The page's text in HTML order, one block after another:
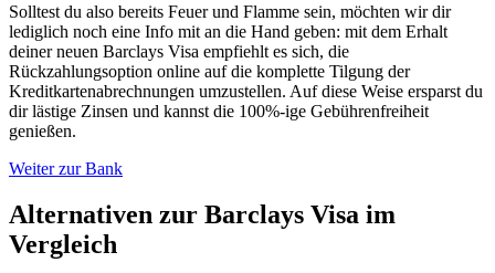
Solltest du also bereits Feuer und Flamme sein, möchten wir dir
lediglich noch eine Info mit an die Hand geben: mit dem Erhalt
deiner neuen Barclays Visa empfiehlt es sich, die
Rückzahlungsoption online auf die komplette Tilgung der
Kreditkartenabrechnungen umzustellen. Auf diese Weise ersparst du
dir lästige Zinsen und kannst die 100%-ige Gebührenfreiheit
genießen.
Weiter zur Bank
Alternativen zur Barclays Visa im
Vergleich